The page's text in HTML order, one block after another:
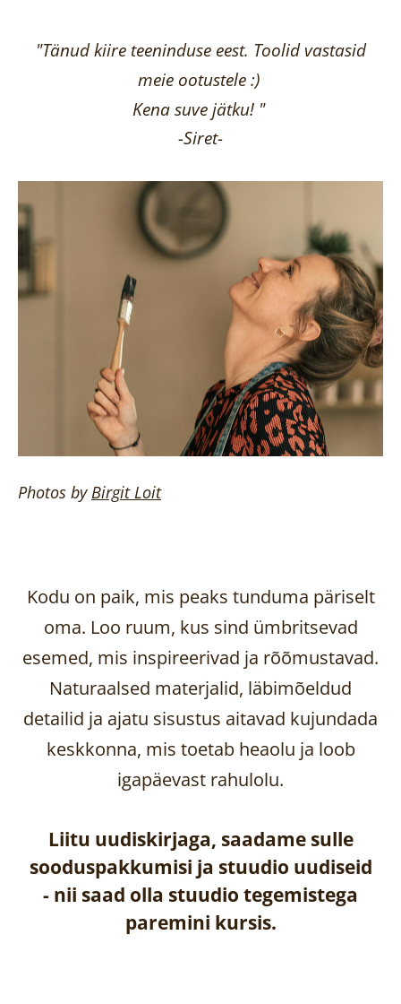
"Tänud kiire teeninduse eest. Toolid vastasid
meie ootustele :)
Kena suve jätku! "
-Siret-
Photos byBirgitLoit
Kodu on paik, mis peaks tunduma päriselt
oma. Loo ruum, kus sind ümbritsevad
esemed, mis inspireerivad ja rõõmustavad.
Naturaalsed materjalid, läbimõeldud
detailid ja ajatu sisustus aitavad kujundada
keskkonna, mis toetab heaolu ja loob
igapäevast rahulolu.
Liitu uudiskirjaga, saadame sulle
sooduspakkumisi ja stuudio uudiseid
- nii saad olla stuudio tegemistega
paremini kursis.